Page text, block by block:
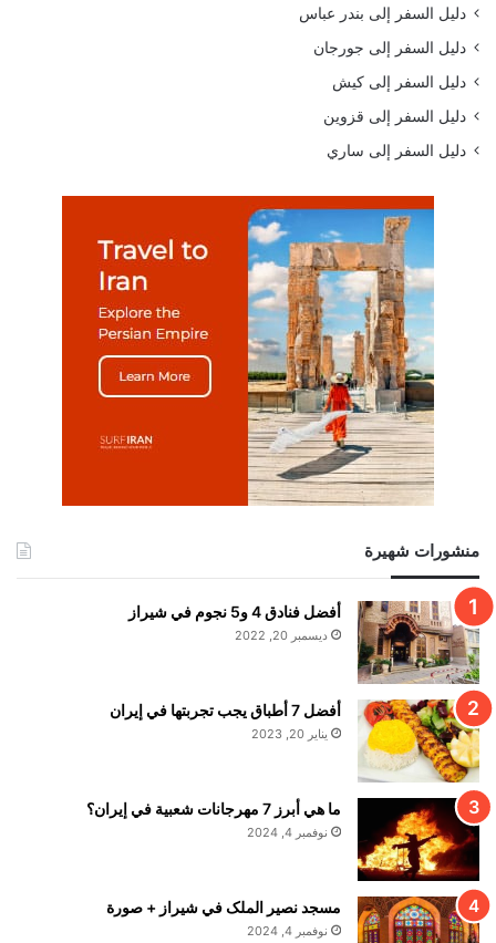
دليل السفر إلى بندر عباس
دليل السفر إلى جورجان
دليل السفر إلى كيش
دليل السفر إلى قزوين
دليل السفر إلى ساري
منشورات شهيرة
أفضل فنادق 4 و5 نجوم في شيراز
ديسمبر 20, 2022
أفضل 7 أطباق يجب تجربتها في إيران
يناير 20, 2023
ما هي أبرز 7 مهرجانات شعبية في إيران؟
نوفمبر 4, 2024
مسجد نصير الملک في شيراز + صورة
نوفمبر 4, 2024